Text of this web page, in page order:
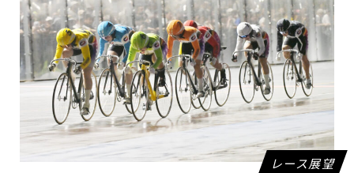
レース展望